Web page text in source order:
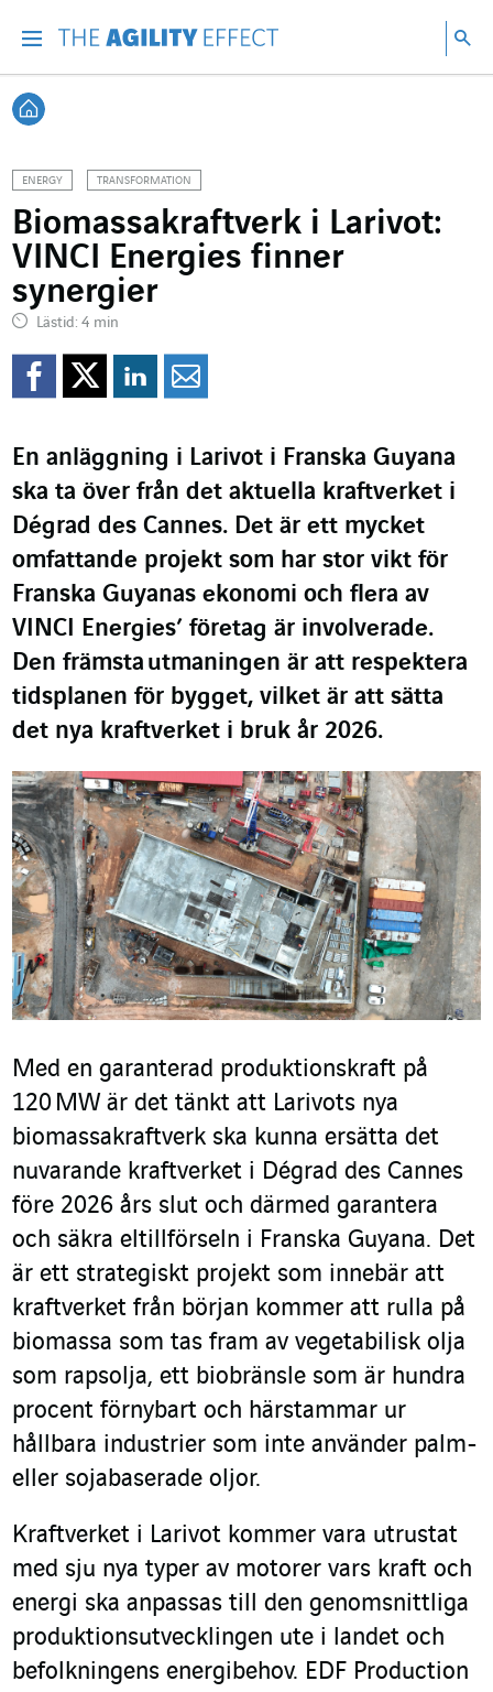
Sök
Tillbaka till startsidan
ENERGY TRANSFORMATION
Biomassakraftverk i Larivot:
VINCI Energies finner
synergier
Lästid: 4 min
Dela på Facebook
Dela på Twitter
Dela på Linkedin
En anläggning i Larivot i Franska Guyana
ska ta över från det aktuella kraftverket i
Dégrad des Cannes. Det är ett mycket
omfattande projekt som har stor vikt för
Franska Guyanas ekonomi och flera av
VINCI Energies’ företag är involverade.
Den främsta utmaningen är att respektera
tidsplanen för bygget, vilket är att sätta
det nya kraftverket i bruk år 2026.
Med en garanterad produktionskraft på
120 MW är det tänkt att Larivots nya
biomassakraftverk ska kunna ersätta det
nuvarande kraftverket i Dégrad des Cannes
före 2026 års slut och därmed garantera
och säkra eltillförseln i Franska Guyana. Det
är ett strategiskt projekt som innebär att
kraftverket från början kommer att rulla på
biomassa som tas fram av vegetabilisk olja
som rapsolja, ett biobränsle som är hundra
procent förnybart och härstammar ur
hållbara industrier som inte använder palm-
eller sojabaserade oljor.
Kraftverket i Larivot kommer vara utrustat
med sju nya typer av motorer vars kraft och
energi ska anpassas till den genomsnittliga
produktionsutvecklingen ute i landet och
befolkningens energibehov. EDF Production